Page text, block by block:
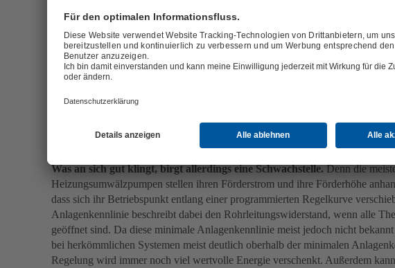
Hocheffizienzpumpen mit Drehzahlregelung senken die
Im Gegensatz zu nichtgeregelten Heizungsumwälzpumpen, bei denen der
Wärmeabnahme gleichbleibt, sind moderne Hocheffizienzpumpen dank
ihre Leistung dem tatsächlichen Wärmebedarf anzupassen und
gebrauchten Menge in Umlauf bringen. Sensoren erfassen dafür die
Durchfluss oder Temperatur) und übermitteln sie an die Heizungssteuerung,
Was an sich gut klingt, birgt allerdings eine Schwachstelle.Denn die
Heizungsumwälzpumpen stellen ihren Förderstrom und ihre Förderhöhe
dass sich ihr Betriebspunkt entlang einer programmierten Regelkurve
Anlagenkennlinie beschreibt dabei den Rohrleitungswiderstand, wenn alle
geöffnet sind. Da diese minimale Anlagenkennlinie meist jedoch nicht
bei herkömmlichen Systemen meist deutlich oberhalb der minimalen
Regelung wird immer noch viel wertvolle Energie verschenkt. Außerdem